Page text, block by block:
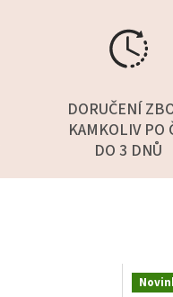
DORUČENÍ
KAMKOLIV PO
DO 3 DNŮ